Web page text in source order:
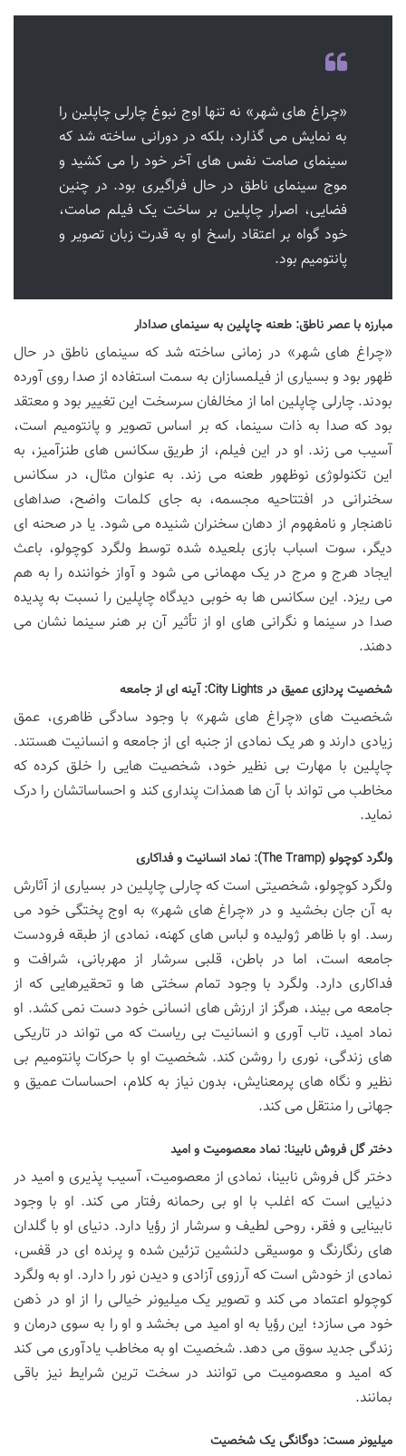
«چراغ های شهر» نه تنها اوج نبوغ چارلی چاپلین را
به نمایش می گذارد، بلکه در دورانی ساخته شد که
سینمای صامت نفس های آخر خود را می کشید و
موج سینمای ناطق در حال فراگیری بود. در چنین
فضایی، اصرار چاپلین بر ساخت یک فیلم صامت،
خود گواه بر اعتقاد راسخ او به قدرت زبان تصویر و
پانتومیم بود.
مبارزه با عصر ناطق: طعنه چاپلین به سینمای صدادار
«چراغ های شهر» در زمانی ساخته شد که سینمای ناطق در حال
ظهور بود و بسیاری از فیلمسازان به سمت استفاده از صدا روی آورده
بودند. چارلی چاپلین اما از مخالفان سرسخت این تغییر بود و معتقد
بود که صدا به ذات سینما، که بر اساس تصویر و پانتومیم است،
آسیب می زند. او در این فیلم، از طریق سکانس های طنزآمیز، به
این تکنولوژی نوظهور طعنه می زند. به عنوان مثال، در سکانس
سخنرانی در افتتاحیه مجسمه، به جای کلمات واضح، صداهای
ناهنجار و نامفهوم از دهان سخنران شنیده می شود. یا در صحنه ای
دیگر، سوت اسباب بازی بلعیده شده توسط ولگرد کوچولو، باعث
ایجاد هرج و مرج در یک مهمانی می شود و آواز خواننده را به هم
می ریزد. این سکانس ها به خوبی دیدگاه چاپلین را نسبت به پدیده
صدا در سینما و نگرانی های او از تأثیر آن بر هنر سینما نشان می
دهند.
شخصیت پردازی عمیق در City Lights: آینه ای از جامعه
شخصیت های «چراغ های شهر» با وجود سادگی ظاهری، عمق
زیادی دارند و هر یک نمادی از جنبه ای از جامعه و انسانیت هستند.
چاپلین با مهارت بی نظیر خود، شخصیت هایی را خلق کرده که
مخاطب می تواند با آن ها همذات پنداری کند و احساساتشان را درک
نماید.
ولگرد کوچولو (The Tramp): نماد انسانیت و فداکاری
ولگرد کوچولو، شخصیتی است که چارلی چاپلین در بسیاری از آثارش
به آن جان بخشید و در «چراغ های شهر» به اوج پختگی خود می
رسد. او با ظاهر ژولیده و لباس های کهنه، نمادی از طبقه فرودست
جامعه است، اما در باطن، قلبی سرشار از مهربانی، شرافت و
فداکاری دارد. ولگرد با وجود تمام سختی ها و تحقیرهایی که از
جامعه می بیند، هرگز از ارزش های انسانی خود دست نمی کشد. او
نماد امید، تاب آوری و انسانیت بی ریاست که می تواند در تاریکی
های زندگی، نوری را روشن کند. شخصیت او با حرکات پانتومیم بی
نظیر و نگاه های پرمعنایش، بدون نیاز به کلام، احساسات عمیق و
جهانی را منتقل می کند.
دختر گل فروش نابینا: نماد معصومیت و امید
دختر گل فروش نابینا، نمادی از معصومیت، آسیب پذیری و امید در
دنیایی است که اغلب با او بی رحمانه رفتار می کند. او با وجود
نابینایی و فقر، روحی لطیف و سرشار از رؤیا دارد. دنیای او با گلدان
های رنگارنگ و موسیقی دلنشین تزئین شده و پرنده ای در قفس،
نمادی از خودش است که آرزوی آزادی و دیدن نور را دارد. او به ولگرد
کوچولو اعتماد می کند و تصویر یک میلیونر خیالی را از او در ذهن
خود می سازد؛ این رؤیا به او امید می بخشد و او را به سوی درمان و
زندگی جدید سوق می دهد. شخصیت او به مخاطب یادآوری می کند
که امید و معصومیت می توانند در سخت ترین شرایط نیز باقی
بمانند.
میلیونر مست: دوگانگی یک شخصیت